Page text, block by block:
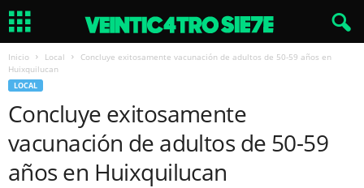
Inicio Local
Concluye exitosamente vacunación de adultos de 50-59 años en
Huixquilucan
LOCAL
Concluye exitosamente
vacunación de adultos de 50-59
años en Huixquilucan